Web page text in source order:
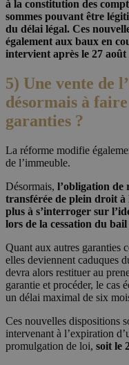
à la constitution des
sommes pouvant être
du délai légal. Ces
également aux baux en
intervient après le 27 août
5) Une vente de
désormais à
garanties ?
La réforme modifie
de l’immeuble.
Désormais, l’obligation de
transférée de plein droit à
plus à s’interroger sur
lors de la cessation du
Quant aux autres garanties
elles deviennent caduques
devra alors restituer au
garantie et procéder, le cas
un délai maximal de six
Ces nouvelles dispositions
intervenant à l’expiration
promulgation de loi, soit le